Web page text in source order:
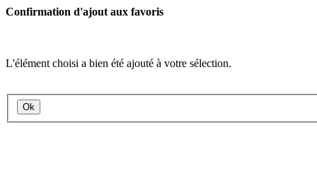
Confirmation d'ajout aux favoris
L'élément choisi a bien été ajouté à votre sélection.